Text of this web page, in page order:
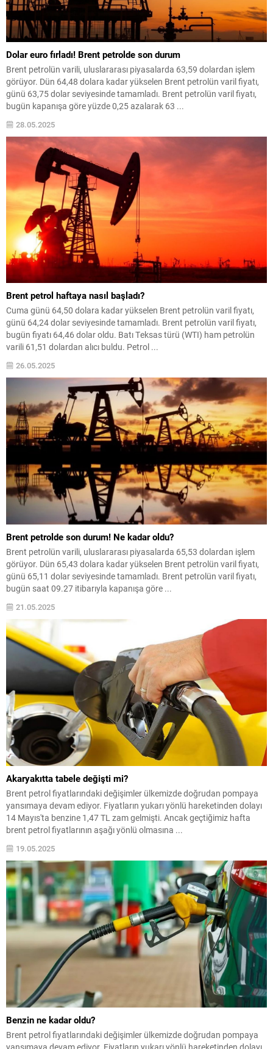
Dolar euro fırladı! Brent petrolde son durum
Brent petrolün varili, uluslararası piyasalarda 63,59 dolardan işlem
görüyor. Dün 64,48 dolara kadar yükselen Brent petrolün varil fiyatı,
günü 63,75 dolar seviyesinde tamamladı. Brent petrolün varil fiyatı,
bugün kapanışa göre yüzde 0,25 azalarak 63 ...
28.05.2025
Brent petrol haftaya nasıl başladı?
Cuma günü 64,50 dolara kadar yükselen Brent petrolün varil fiyatı,
günü 64,24 dolar seviyesinde tamamladı. Brent petrolün varil fiyatı,
bugün fiyatı 64,46 dolar oldu. Batı Teksas türü (WTI) ham petrolün
varili 61,51 dolardan alıcı buldu. Petrol ...
26.05.2025
Brent petrolde son durum! Ne kadar oldu?
Brent petrolün varili, uluslararası piyasalarda 65,53 dolardan işlem
görüyor. Dün 65,43 dolara kadar yükselen Brent petrolün varil fiyatı,
günü 65,11 dolar seviyesinde tamamladı. Brent petrolün varil fiyatı,
bugün saat 09.27 itibarıyla kapanışa göre ...
21.05.2025
Akaryakıtta tabele değişti mi?
Brent petrol fiyatlarındaki değişimler ülkemizde doğrudan pompaya
yansımaya devam ediyor. Fiyatların yukarı yönlü hareketinden dolayı
14 Mayıs'ta benzine 1,47 TL zam gelmişti. Ancak geçtiğimiz hafta
brent petrol fiyatlarının aşağı yönlü olmasına ...
19.05.2025
Benzin ne kadar oldu?
Brent petrol fiyatlarındaki değişimler ülkemizde doğrudan pompaya
yansımaya devam ediyor. Fiyatların yukarı yönlü hareketinden dolayı